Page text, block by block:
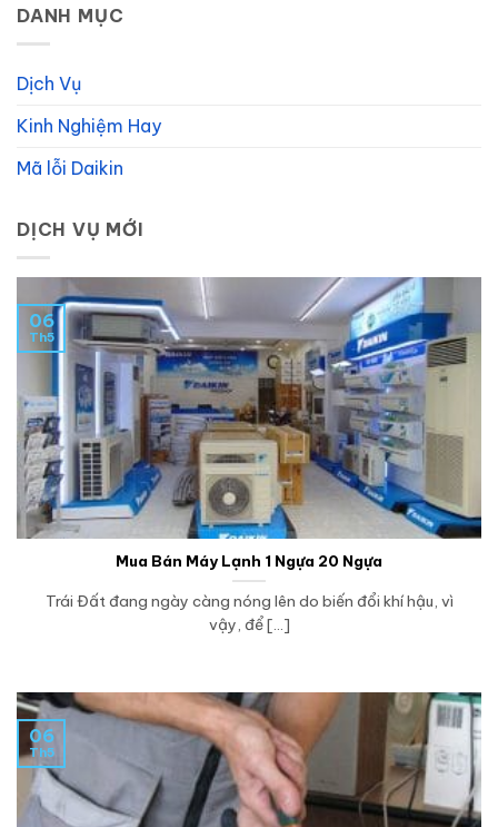
DANH MỤC
Dịch Vụ
Kinh Nghiệm Hay
Mã lỗi Daikin
DỊCH VỤ MỚI
Mua Bán Máy Lạnh 1 Ngựa 20 Ngựa
Trái Đất đang ngày càng nóng lên do biến đổi khí hậu, vì
vậy, để [...]
06
Th5
06
Th5